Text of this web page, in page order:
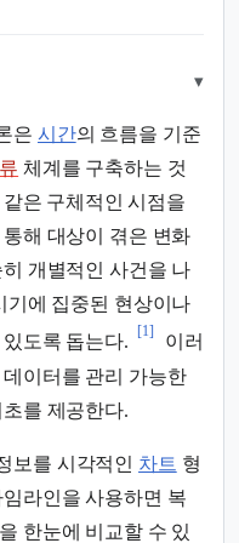
▾
은 시간의 흐름을 기준
체계를 구축하는 것
같은 구체적인 시점을
해 대상이 겪은 변화
개별적인 사건을 나
기에 집중된 현상이나
도록 돕는다.
[1]
이러
데이터를 관리 가능한
를 제공한다.
보를 시각적인 차트 형
라인을 사용하면 복
한눈에 비교할 수 있